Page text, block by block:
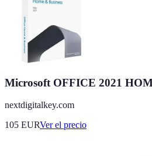
Microsoft OFFICE 2021
nextdigitalkey.com
105 EURVer el precio